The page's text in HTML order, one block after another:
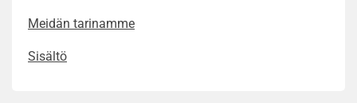
Meidän tarinamme
Sisältö